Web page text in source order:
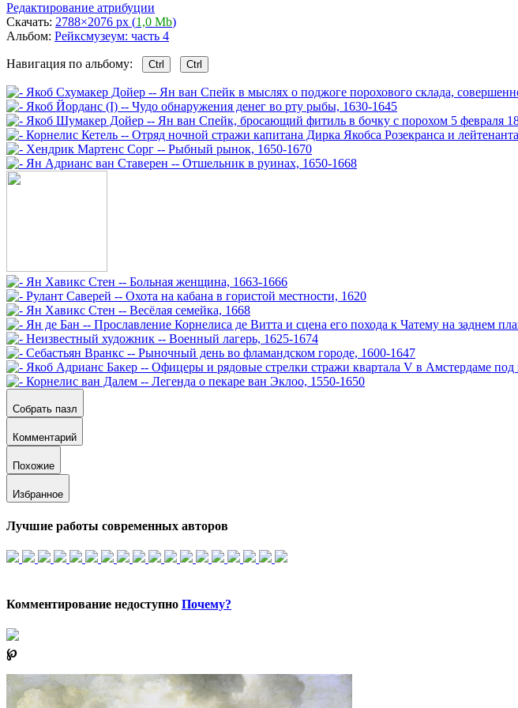
Редактирование атрибуции
Скачать: 2788×2076 px (1,0 Mb)
Альбом: Рейксмузеум: часть 4
Навигация по альбому: Ctrl Ctrl
Собрать пазл
Комментарий
Похожие
Избранное
Лучшие работы современных авторов
Комментирование недоступно Почему?
℘